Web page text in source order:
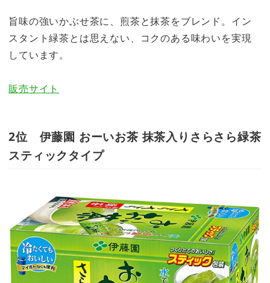
旨味の強いかぶせ茶に、煎茶と抹茶をブレンド。イン
スタント緑茶とは思えない、コクのある味わいを実現
しています。
販売サイト
2位 伊藤園 おーいお茶 抹茶入りさらさら緑茶
スティックタイプ